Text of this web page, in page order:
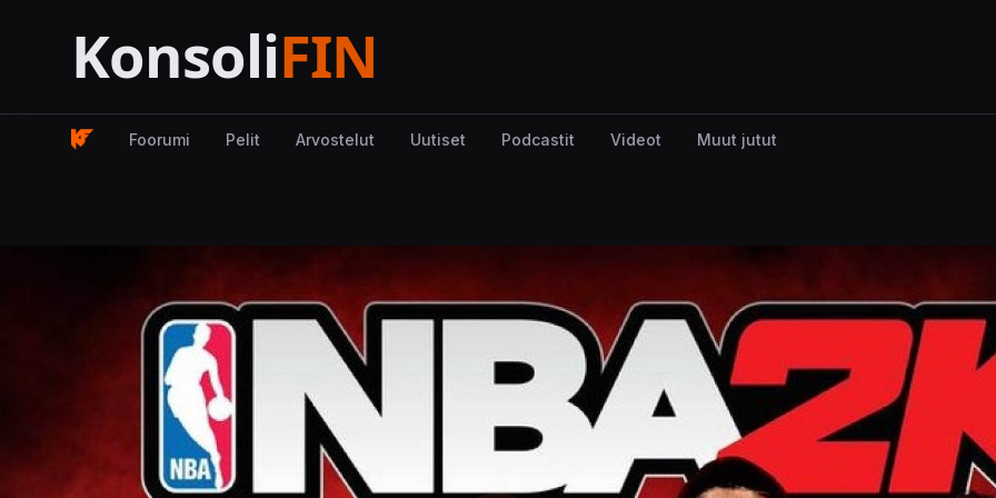
Foorumi Pelit Arvostelut Uutiset Podcastit Videot Muut jutut